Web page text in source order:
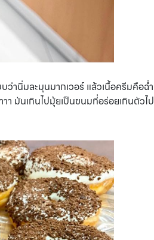
ว่านิ่มละมุนมากเวอร์ แล้วเนื้อครีมคือฉ่ำ
า มันเกินไปมุ้ยเป็นขนมที่อร่อยเกินตัวไป